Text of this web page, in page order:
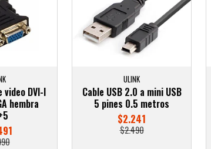
video DVI-I
hembra
ULINK
Cable USB 2.0 a mini USB
5 pines 0.5 metros
$2.241
$2.490